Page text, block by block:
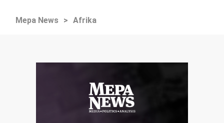
Mepa News > Afrika